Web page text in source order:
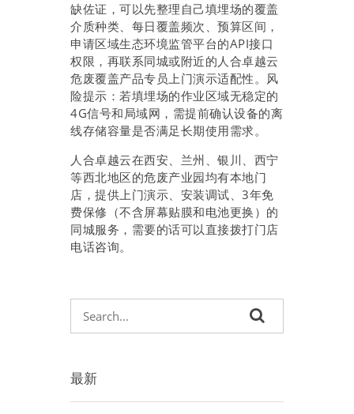
缺佐证，可以先整理自己填埋场的覆盖
介质种类、每日覆盖频次、预算区间，
申请区域生态环境监管平台的API接口
权限，再联系同城或附近的人合卓越云
危废覆盖产品专员上门演示适配性。风
险提示：若填埋场的作业区域无稳定的
4G信号和局域网，需提前确认设备的离
线存储容量是否满足长期使用需求。
人合卓越云在西安、兰州、银川、西宁
等西北地区的危废产业园均有本地门
店，提供上门演示、安装调试、3年免
费保修（不含屏幕贴膜和电池更换）的
同城服务，需要的话可以直接拨打门店
电话咨询。
最新